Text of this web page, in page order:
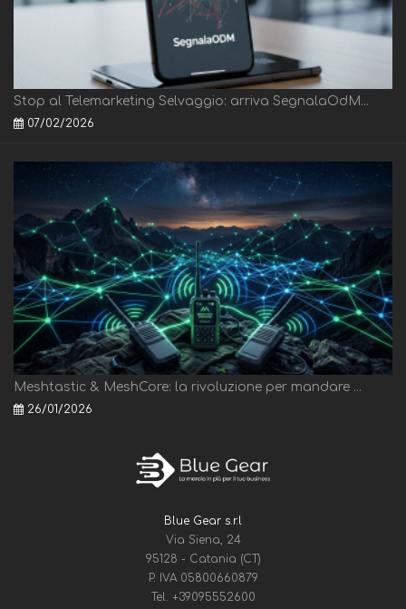
Stop al Telemarketing Selvaggio: arriva SegnalaOdM...
07/02/2026
Meshtastic & MeshCore: la rivoluzione per mandare ...
26/01/2026
Blue Gear s.r.l
Via Siena, 24
95128 - Catania (CT)
P. IVA 05800660879
Tel. +39095552600